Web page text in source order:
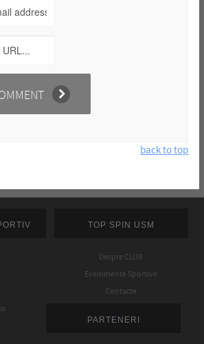
back to top
TOP SPIN USM
Despre CLUB
Evenimente Sportive
Contacte
PARTENERI